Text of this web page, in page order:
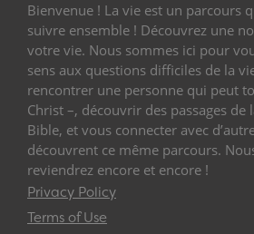
Bienvenue ! La vie est un parcours
suivre ensemble ! Découvrez une
votre vie. Nous sommes ici pour
sens aux questions difficiles de la
rencontrer une personne qui peut
Christ –, découvrir des passages de
Bible, et vous connecter avec
découvrent ce même parcours.
reviendrez encore et encore !
Privacy Policy
Terms of Use